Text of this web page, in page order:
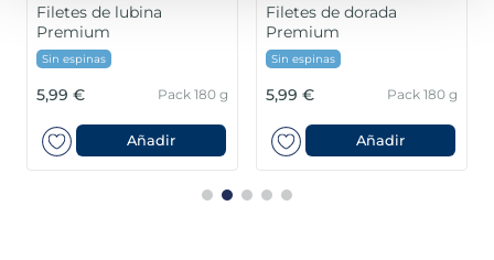
Filetes de lubina
Premium
Sin espinas
5,99 € Pack 180 g
Añadir
Filetes de dorada
Premium
Sin espinas
5,99 € Pack 180 g
Añadir